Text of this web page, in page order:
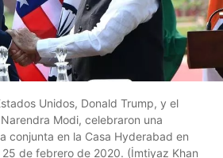
Unidos, Donald Trump, y el
Modi, celebraron una
conjunta en la Casa Hyderabad en
de febrero de 2020. (İmtiyaz Khan